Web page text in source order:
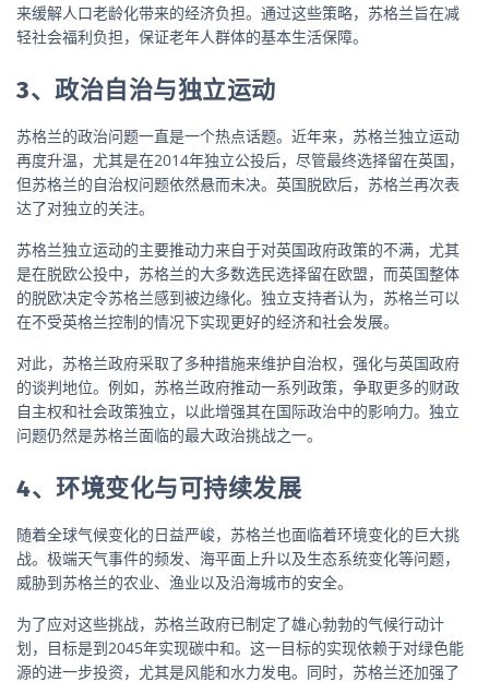
来缓解人口老龄化带来的经济负担。通过这些策略，苏格兰旨在减
轻社会福利负担，保证老年人群体的基本生活保障。
3、政治自治与独立运动
苏格兰的政治问题一直是一个热点话题。近年来，苏格兰独立运动
再度升温，尤其是在2014年独立公投后，尽管最终选择留在英国，
但苏格兰的自治权问题依然悬而未决。英国脱欧后，苏格兰再次表
达了对独立的关注。
苏格兰独立运动的主要推动力来自于对英国政府政策的不满，尤其
是在脱欧公投中，苏格兰的大多数选民选择留在欧盟，而英国整体
的脱欧决定令苏格兰感到被边缘化。独立支持者认为，苏格兰可以
在不受英格兰控制的情况下实现更好的经济和社会发展。
对此，苏格兰政府采取了多种措施来维护自治权，强化与英国政府
的谈判地位。例如，苏格兰政府推动一系列政策，争取更多的财政
自主权和社会政策独立，以此增强其在国际政治中的影响力。独立
问题仍然是苏格兰面临的最大政治挑战之一。
4、环境变化与可持续发展
随着全球气候变化的日益严峻，苏格兰也面临着环境变化的巨大挑
战。极端天气事件的频发、海平面上升以及生态系统变化等问题，
威胁到苏格兰的农业、渔业以及沿海城市的安全。
为了应对这些挑战，苏格兰政府已制定了雄心勃勃的气候行动计
划，目标是到2045年实现碳中和。这一目标的实现依赖于对绿色能
源的进一步投资，尤其是风能和水力发电。同时，苏格兰还加强了